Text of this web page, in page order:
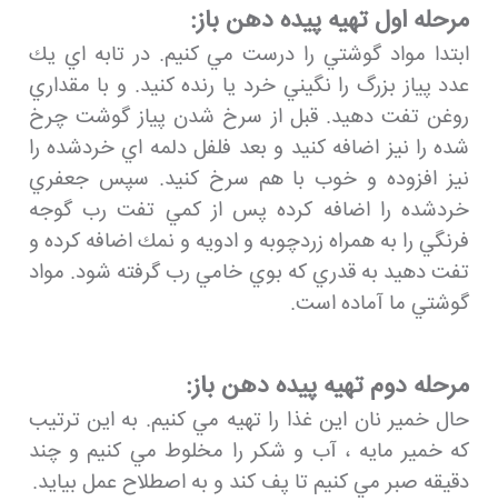
مرحله اول تهيه پيده دهن باز:
ابتدا مواد گوشتي را درست مي كنيم. در تابه اي يك
عدد پياز بزرگ را نگيني خرد يا رنده كنيد. و با مقداري
روغن تفت دهيد. قبل از سرخ شدن پياز گوشت چرخ
شده را نيز اضافه كنيد و بعد فلفل دلمه اي خردشده را
نيز افزوده و خوب با هم سرخ كنيد. سپس جعفري
خردشده را اضافه كرده پس از كمي تفت رب گوجه
فرنگي را به همراه زردچوبه و ادويه و نمك اضافه كرده و
تفت دهيد به قدري كه بوي خامي رب گرفته شود. مواد
گوشتي ما آماده است.
مرحله دوم تهيه پيده دهن باز:
حال خمير نان اين غذا را تهيه مي كنيم. به اين ترتيب
كه خمير مايه ، آب و شكر را مخلوط مي كنيم و چند
دقيقه صبر مي كنيم تا پف كند و به اصطلاح عمل بيايد.